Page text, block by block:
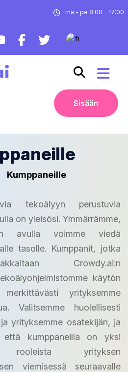
ma - pe 8:00 - 17:00
Sisään
Kumppaneille
tekoälyyn perustuvia
on yleisösi. Ymmärrämme,
avulla voimme viedä
tasolle. Kumppanit, jotka
Crowdy.ai:n
käytön
yrityksemme
Valitsemme huolellisesti
yrityksemme osatekijän, ja
että kumppaneilla on yksi
rooleista yrityksen
viemisessä seuraavalle